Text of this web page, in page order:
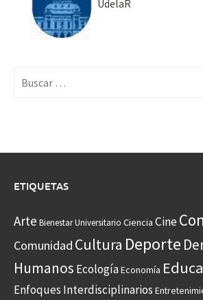
UdelaR
ETIQUETAS
Arte Bienestar Universitario Ciencia Cine
Comunidad Cultura Deporte
Humanos EcologíaEconomía
Enfoques Interdisciplinarios